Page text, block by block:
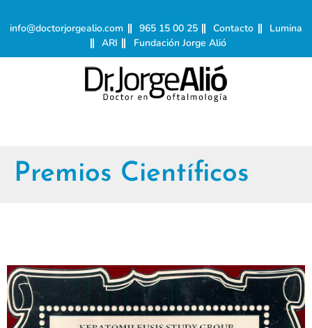
info@doctorjorgealio.com 965 15 00 25 Contacto
Lumina
ARI
Fundación Jorge Alió
Premios Científicos